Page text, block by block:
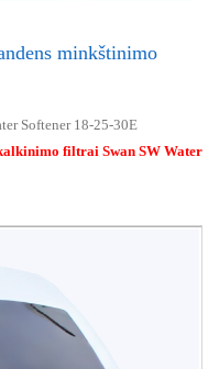
minkštinimo
Softener 18-25-30E
filtrai Swan SW Water